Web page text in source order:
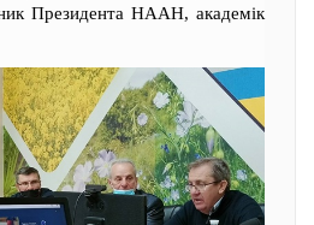
Президента НААН, академік